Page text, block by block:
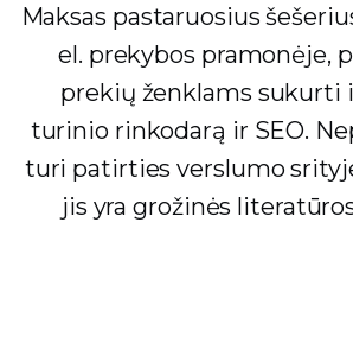
Maksas pastaruosius
el. prekybos pramonėje,
prekių ženklams sukurti
turinio rinkodarą ir SEO.
turi patirties verslumo
jis yra grožinės